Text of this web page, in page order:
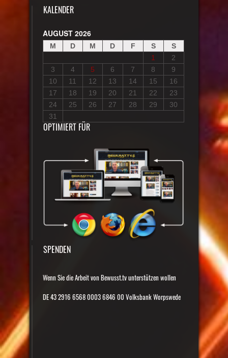
KALENDER
AUGUST 2026
M D M D F S
S
1
2
3
4 5 6 7 8
9
10
11 12 13 14 15
16
17
18 19 20 21 22
23
24
25 26 27 28 29
30
31
OPTIMIERT FÜR
SPENDEN
Wenn Sie die Arbeit von Bewusst.tv unterstützen wollen
DE 43 2916 6568 0003 6846 00 Volksbank Worpswede